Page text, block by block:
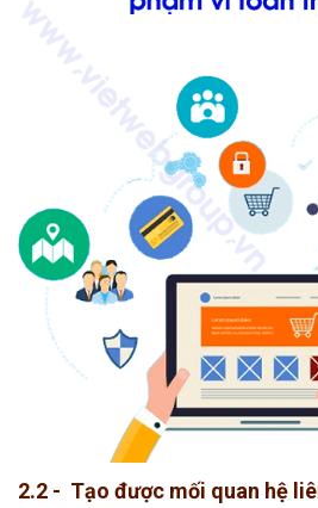
2.2 - Tạo được mối quan hệ